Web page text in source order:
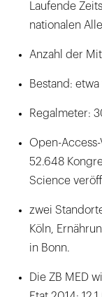
Laufende
nationalen
Anzahl der
Bestand:
Regalmeter:
Open-
52.648
Science
zwei
Köln,
in Bonn.
Die ZB MED